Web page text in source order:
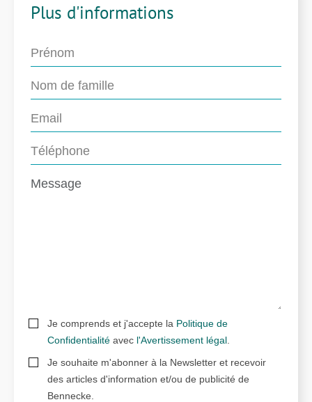
Plus d'informations
Je comprends et j'accepte la Politique de
Confidentialité avec l'Avertissement légal
Je souhaite m'abonner à la Newsletter et recevoir
des articles d'information et/ou de publicité de
Bennecke.